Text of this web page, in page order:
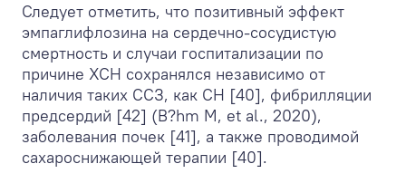
Следует отметить, что позитивный эффект
эмпаглифлозина на сердечно-сосудистую
смертность и случаи госпитализации по
причине ХСН сохранялся независимо от
наличия таких ССЗ, как СН [40], фибрилляции
предсердий [42] (B?hm M, et al., 2020),
заболевания почек [41], а также проводимой
сахароснижающей терапии [40].